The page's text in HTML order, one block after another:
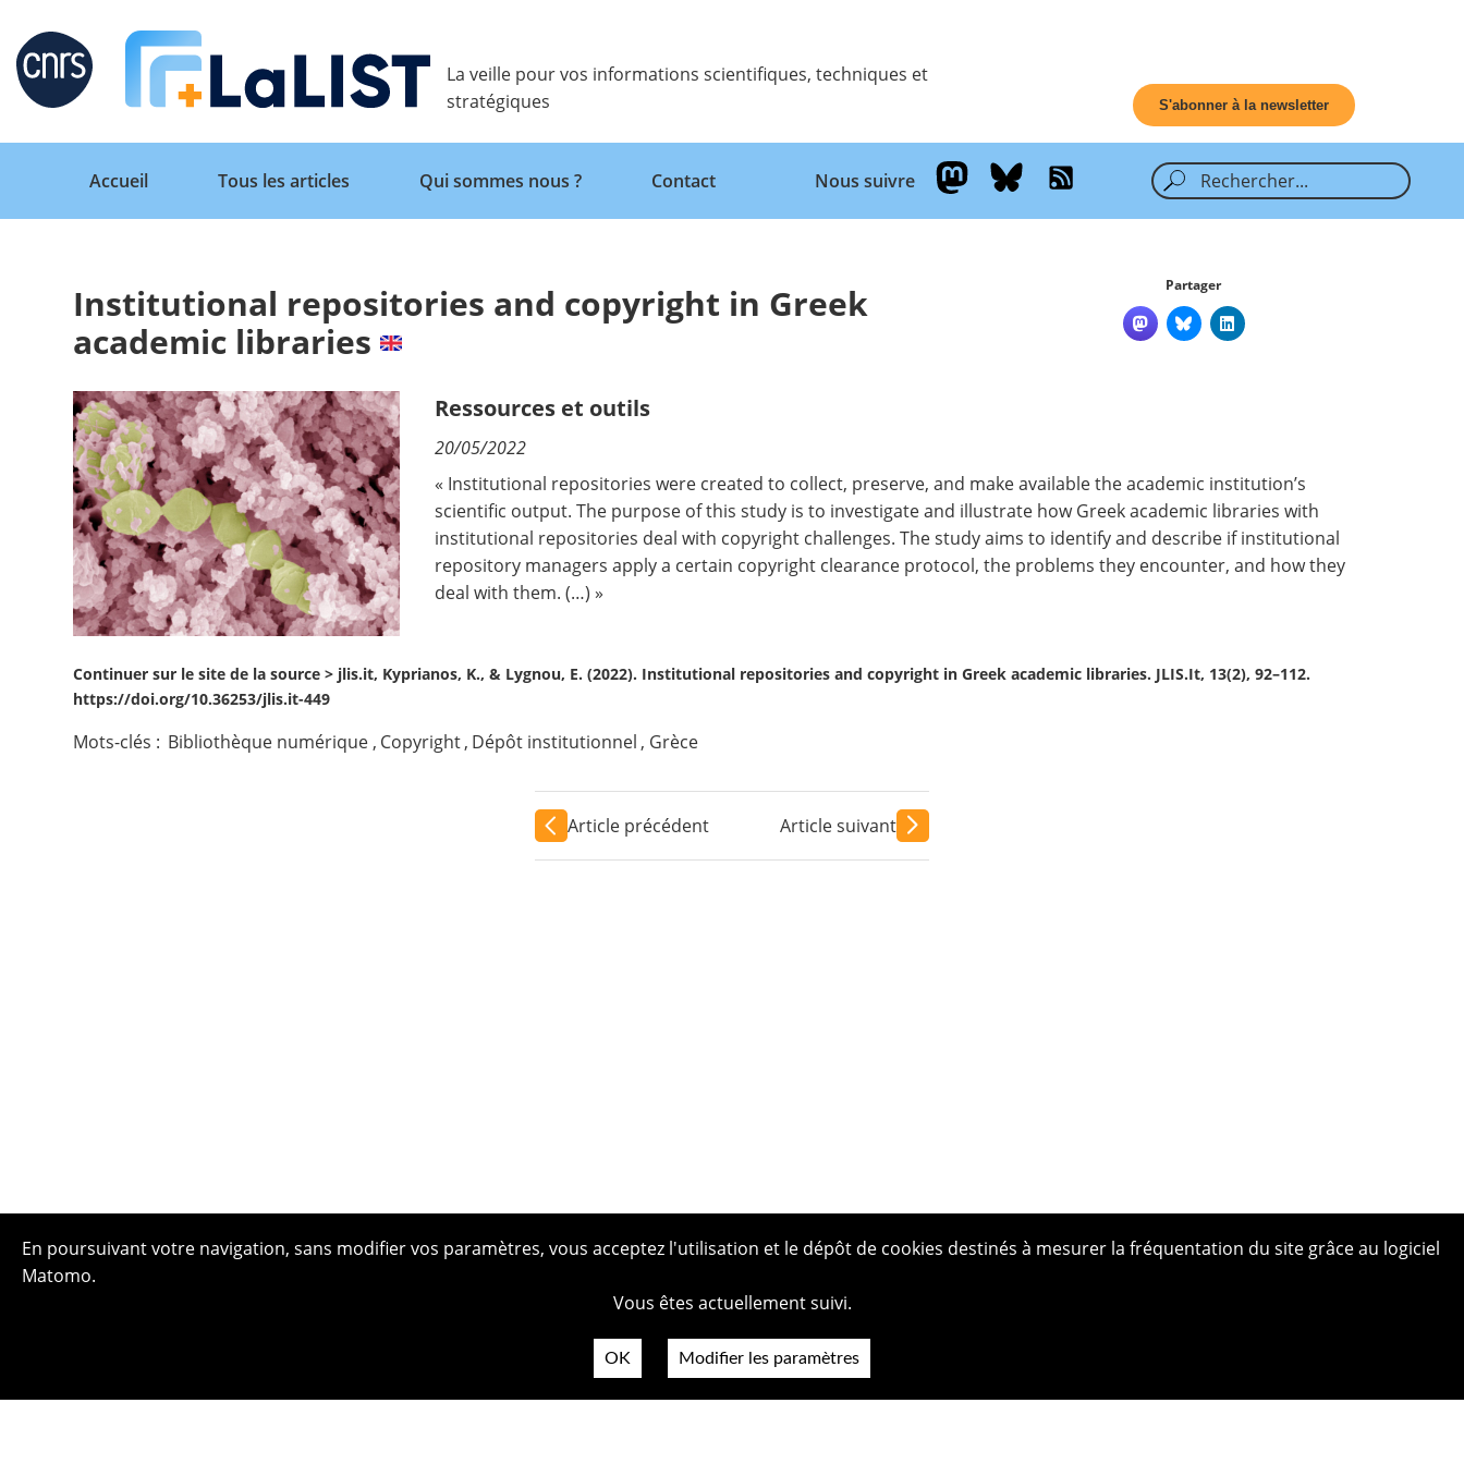
Retour
Accueil
Tous les articles
Qui sommes nous ?
Contact
Nous suivre
La veille pour vos informations scientifiques, techniques et
stratégiques
S'abonner à la newsletter
Retour
Accueil
Tous les articles Qui sommes nous ? Contact Nous suivre
Institutional repositories and copyright in Greek
academic libraries
Partager
Ressources et outils
20/05/2022
« Institutional repositories were created to collect, preserve, and make available the academic institution’s
scientific output. The purpose of this study is to investigate and illustrate how Greek academic libraries with
institutional repositories deal with copyright challenges. The study aims to identify and describe if institutional
repository managers apply a certain copyright clearance protocol, the problems they encounter, and how they
deal with them. (…) »
Continuer sur le site de la source > jlis.it, Kyprianos, K., & Lygnou, E. (2022). Institutional repositories and copyright in Greek academic libraries. JLIS.It, 13(2), 92–112.
https://doi.org/10.36253/jlis.it-449
Mots-clés : Bibliothèque numérique , Copyright, Dépôt institutionnel , Grèce
Article précédent Article suivant
En poursuivant votre navigation, sans modifier vos paramètres, vous acceptez l'utilisation et le dépôt de cookies destinés à mesurer la fréquentation du site grâce au logiciel
Matomo.
Vous êtes actuellement suivi.
OK Modifier les paramètres